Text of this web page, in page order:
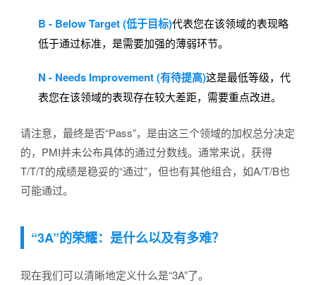
B - Below Target (低于目标)代表您在该领域的表现略
低于通过标准，是需要加强的薄弱环节。
N - Needs Improvement (有待提高)这是最低等级，代
表您在该领域的表现存在较大差距，需要重点改进。
请注意，最终是否“Pass”，是由这三个领域的加权总分决定
的，PMI并未公布具体的通过分数线。通常来说，获得
T/T/T的成绩是稳妥的“通过”，但也有其他组合，如A/T/B也
可能通过。
“3A”的荣耀：是什么以及有多难？
现在我们可以清晰地定义什么是“3A”了。